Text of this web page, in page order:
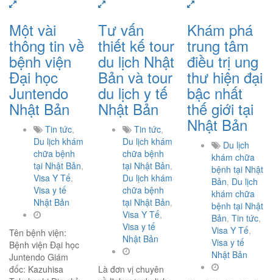
Một vài
thông tin về
bệnh viện
Đại học
Juntendo
Nhật Bản
Tin tức,
Du lịch khám
chữa bệnh
tại Nhật Bản,
Visa Y Tế,
Visa y tế
Nhật Bản
Tên bệnh viện:
Bệnh viện Đại học
Juntendo Giám
đốc: Kazuhisa
Tư vấn
thiết kế tour
du lịch Nhật
Bản và tour
du lịch y tế
Nhật Bản
Tin tức,
Du lịch khám
chữa bệnh
tại Nhật Bản,
Du lịch khám
chữa bệnh
tại Nhật Bản,
Visa Y Tế,
Visa y tế
Nhật Bản
Là đơn vị chuyên
Khám phá
trung tâm
điều trị ung
thư hiện đại
bậc nhất
thế giới tại
Nhật Bản
Du lịch
khám chữa
bệnh tại Nhật
Bản, Du lịch
khám chữa
bệnh tại Nhật
Bản, Tin tức,
Visa Y Tế,
Visa y tế
Nhật Bản